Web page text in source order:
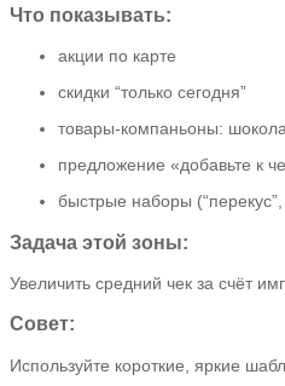
Что показывать:
акции по карте
скидки “только сегодня”
товары-компаньоны:
предложение «добавьте к
быстрые наборы
Задача этой зоны:
Увеличить средний чек за счёт
Совет:
Используйте короткие, яркие